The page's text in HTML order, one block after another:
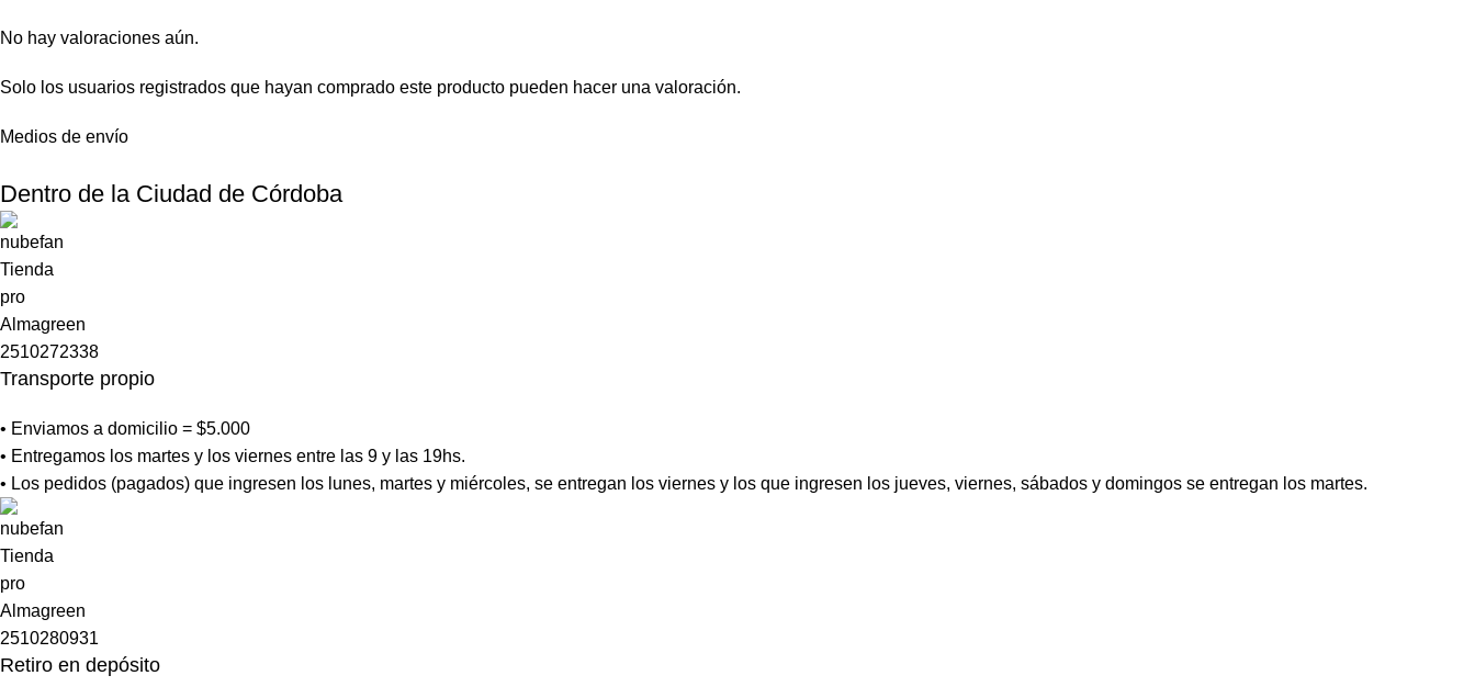
No hay valoraciones aún.
Solo los usuarios registrados que hayan comprado este producto pueden hacer una valoración.
Medios de envío
Dentro de la Ciudad de Córdoba
Transporte propio
• Enviamos a domicilio = $5.000
• Entregamos los martes y los viernes entre las 9 y las 19hs.
• Los pedidos (pagados) que ingresen los lunes, martes y miércoles, se entregan los viernes y los que ingresen los jueves, viernes, sábados y domingos se entregan los martes.
Retiro en depósito